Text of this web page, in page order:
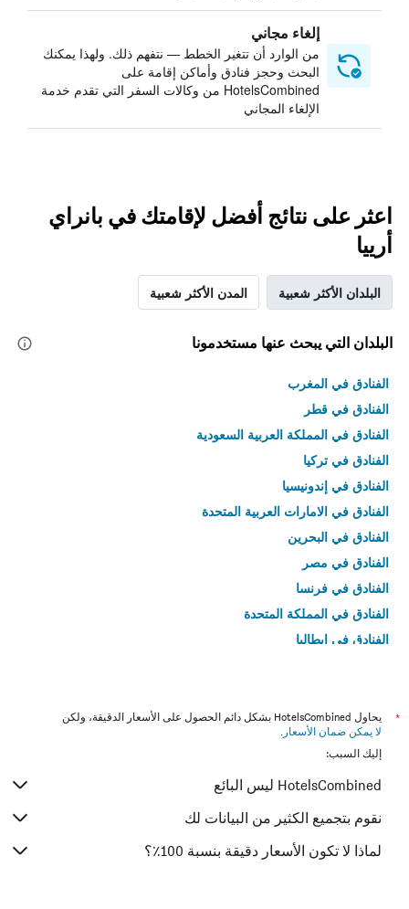
إلغاء مجاني
من الوارد أن تتغير الخطط — نتفهم ذلك. ولهذا يمكنك
البحث وحجز فنادق وأماكن إقامة على
HotelsCombined من وكالات السفر التي تقدم خدمة
الإلغاء المجاني
اعثر على نتائج أفضل لإقامتك في بانراي
أرييا
البلدان الأكثر شعبية المدن الأكثر شعبية
البلدان التي يبحث عنها مستخدمونا
الفنادق في المغرب
الفنادق في قطر
الفنادق في المملكة العربية السعودية
الفنادق في تركيا
الفنادق في إندونيسيا
الفنادق في الامارات العربية المتحدة
الفنادق في البحرين
الفنادق في مصر
الفنادق في فرنسا
الفنادق في المملكة المتحدة
الفنادق في إيطاليا
*
يحاول HotelsCombined بشكل دائم الحصول على الأسعار الدقيقة، ولكن
لا يمكن ضمان الأسعار .
إليك السبب:
HotelsCombined ليس البائع
نقوم بتجميع الكثير من البيانات لك
لماذا لا تكون الأسعار دقيقة بنسبة 100٪؟